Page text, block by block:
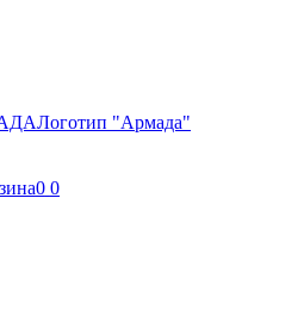
Логотип "Армада"
0 0